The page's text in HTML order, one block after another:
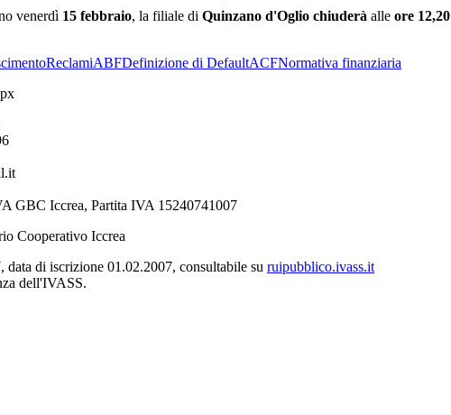
venerdì 15 febbraio, la filiale di Quinzano d'Oglio chiuderà alle ore 12,20
ReclamiABFDefinizione di DefaultACFNormativa finanziaria
GBC Iccrea, Partita IVA 15240741007
Cooperativo Iccrea
di iscrizione 01.02.2007, consultabile su ruipubblico.ivass.it
dell'IVASS.